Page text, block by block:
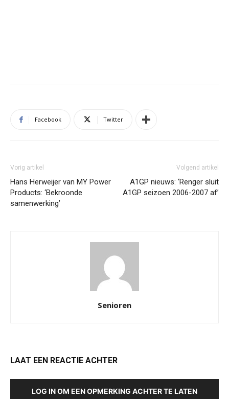
Facebook Twitter
Vorig artikel
Hans Herweijer van MY Power
Products: ‘Bekroonde
samenwerking’
Volgend artikel
A1GP nieuws: ‘Renger sluit
A1GP seizoen 2006-2007 af’
Senioren
LAAT EEN REACTIE ACHTER
LOG IN OM EEN OPMERKING ACHTER TE LATEN